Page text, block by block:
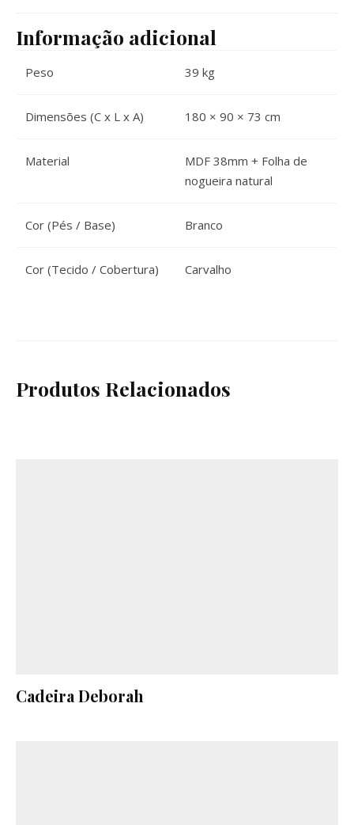
Informação adicional
Peso 39 kg
Dimensões (C x L x A) 180 × 90 × 73 cm
Material
MDF 38mm + Folha de
nogueira natural
Cor (Pés / Base) Branco
Cor (Tecido / Cobertura) Carvalho
Produtos Relacionados
Cadeira Deborah